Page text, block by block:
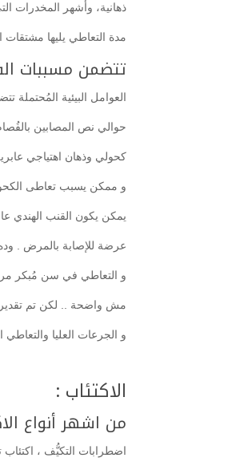
ذهانية، وأشهر المخدرات
مدة التعاطي يليها مشتقات
تتضمن مسببات
العوامل البيئية
حوالي نص المصابين
كحولي وذهان اهتياجي
و ممكن يسبب تعاطى
يمكن يكون القنب الهندي
عرضة للإصابة بالمرض .
و التعاطي في سن مُبكر
مش واضحة .. لكن تم تقديره
و الجرعات العليا والتعاطي
الاكتئاب :
من اشهر أنواع
اضطرابات التكيُّف ، اكتئاب